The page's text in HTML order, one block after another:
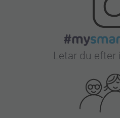
Letar du efter